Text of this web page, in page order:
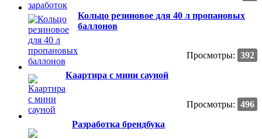
Кольцо резиновое для 40 л пропановых
баллонов
Просмотры: 392
Каартира с мини сауной
Просмотры: 496
Разработка брендбука